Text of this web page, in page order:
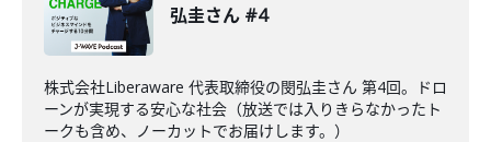
弘圭さん #4
株式会社Liberaware 代表取締役の閔弘圭さん 第4回。ドロ
ーンが実現する安心な社会（放送では入りきらなかったト
ークも含め、ノーカットでお届けします。）